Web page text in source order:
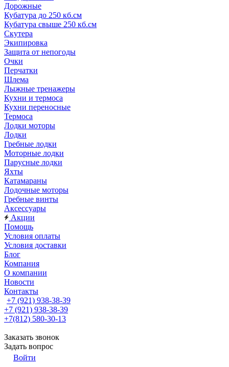
Дорожные
Кубатура до 250 кб.см
Кубатура свыше 250 кб.см
Скутера
Экипировка
Защита от непогоды
Очки
Перчатки
Шлема
Лыжные тренажеры
Кухни и термоса
Кухни переносные
Термоса
Лодки моторы
Лодки
Гребные лодки
Моторные лодки
Парусные лодки
Яхты
Катамараны
Лодочные моторы
Гребные винты
Аксессуары
Акции
Помощь
Условия оплаты
Условия доставки
Блог
Компания
О компании
Новости
Контакты
+7 (921) 938-38-39
+7 (921) 938-38-39
+7(812) 580-30-13
Заказать звонок
Задать вопрос
Войти